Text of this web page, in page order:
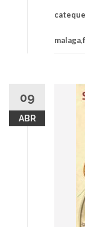
malaga,
09
ABR